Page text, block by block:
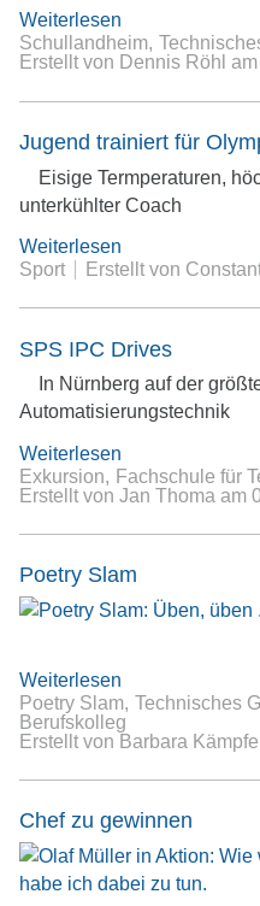
Weiterlesen
Schullandheim
Erstellt von Dennis Röhl am
Jugend trainiert für
Eisige Termperaturen,
unterkühlter Coach
Weiterlesen
Sport
Erstellt von
SPS IPC Drives
In Nürnberg auf der
Automatisierungstechnik
Weiterlesen
Exkursion
Fachschule für
Erstellt von Jan Thoma am
Poetry Slam
Weiterlesen
Poetry Slam Technisches
Berufskolleg
Erstellt von Barbara
Chef zu gewinnen